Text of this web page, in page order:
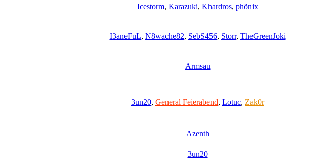
Icestorm, Karazuki, Khardros, phönix
I3aneFuL, N8wache82, SebS456, Storr, TheGreenJoki
Armsau
3un20, General Feierabend, Lotuc, Zak0r
Azenth
3un20